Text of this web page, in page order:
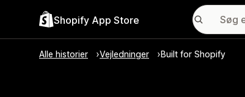
Shopify App Store
Alle historier Vejledninger Built for Shopify